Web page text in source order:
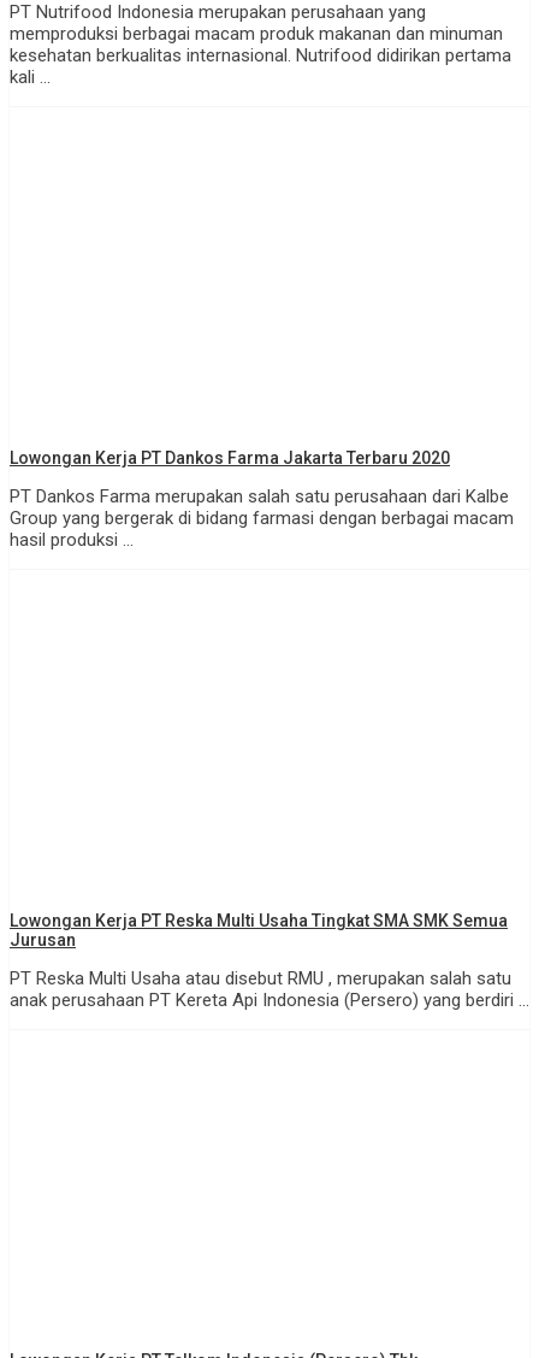
PT Nutrifood Indonesia merupakan perusahaan yang
memproduksi berbagai macam produk makanan dan minuman
kesehatan berkualitas internasional. Nutrifood didirikan pertama
kali ...
Lowongan Kerja PT Dankos Farma Jakarta Terbaru 2020
PT Dankos Farma merupakan salah satu perusahaan dari Kalbe
Group yang bergerak di bidang farmasi dengan berbagai macam
hasil produksi ...
Lowongan Kerja PT Reska Multi Usaha Tingkat SMA SMK Semua
Jurusan
PT Reska Multi Usaha atau disebut RMU , merupakan salah satu
anak perusahaan PT Kereta Api Indonesia (Persero) yang berdiri ...